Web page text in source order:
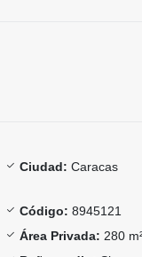
Ciudad: Caracas
Código: 8945121
Área Privada: 280